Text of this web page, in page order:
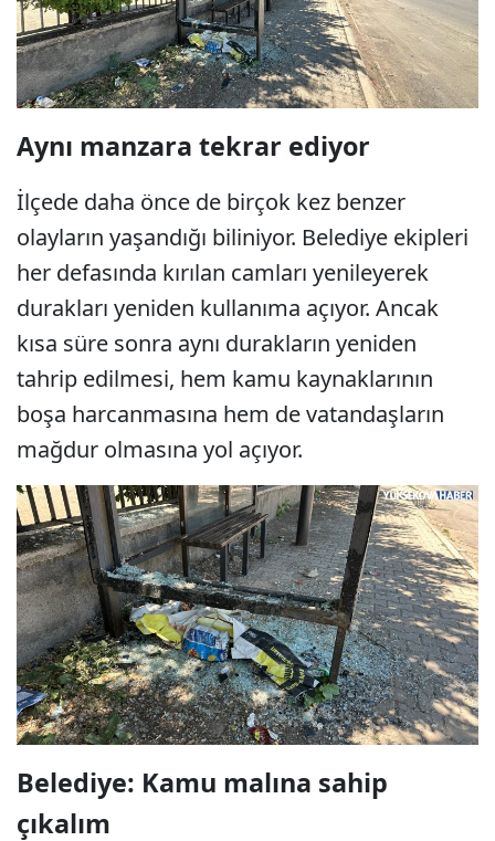
Aynı manzara tekrar ediyor
İlçede daha önce de birçok kez benzer
olayların yaşandığı biliniyor. Belediye ekipleri
her defasında kırılan camları yenileyerek
durakları yeniden kullanıma açıyor. Ancak
kısa süre sonra aynı durakların yeniden
tahrip edilmesi, hem kamu kaynaklarının
boşa harcanmasına hem de vatandaşların
mağdur olmasına yol açıyor.
Belediye: Kamu malına sahip
çıkalım